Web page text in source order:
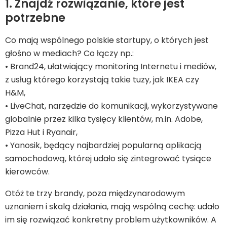
1. Znajdź rozwiązanie, które jest
potrzebne
Co mają wspólnego polskie startupy, o których jest
głośno w mediach? Co łączy np.:
• Brand24, ułatwiający monitoring Internetu i mediów,
z usług którego korzystają takie tuzy, jak IKEA czy
H&M,
• LiveChat, narzędzie do komunikacji, wykorzystywane
globalnie przez kilka tysięcy klientów, m.in. Adobe,
Pizza Hut i Ryanair,
• Yanosik, będący najbardziej popularną aplikacją
samochodową, której udało się zintegrować tysiące
kierowców.
Otóż te trzy brandy, poza międzynarodowym
uznaniem i skalą działania, mają wspólną cechę: udało
im się rozwiązać konkretny problem użytkowników. A